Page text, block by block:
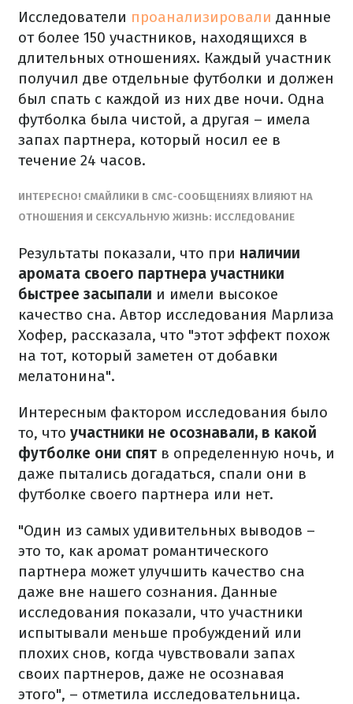
Исследователи проанализировали данные
от более 150 участников, находящихся в
длительных отношениях. Каждый участник
получил две отдельные футболки и должен
был спать с каждой из них две ночи. Одна
футболка была чистой, а другая – имела
запах партнера, который носил ее в
течение 24 часов.
ИНТЕРЕСНО! СМАЙЛИКИ В СМС-СООБЩЕНИЯХ ВЛИЯЮТ НА
ОТНОШЕНИЯ И СЕКСУАЛЬНУЮ ЖИЗНЬ: ИССЛЕДОВАНИЕ
Результаты показали, что при наличии
аромата своего партнера участники
быстрее засыпали и имели высокое
качество сна. Автор исследования Марлиза
Хофер, рассказала, что "этот эффект похож
на тот, который заметен от добавки
мелатонина".
Интересным фактором исследования было
то, что участники не осознавали, в какой
футболке они спят в определенную ночь, и
даже пытались догадаться, спали они в
футболке своего партнера или нет.
"Один из самых удивительных выводов –
это то, как аромат романтического
партнера может улучшить качество сна
даже вне нашего сознания. Данные
исследования показали, что участники
испытывали меньше пробуждений или
плохих снов, когда чувствовали запах
своих партнеров, даже не осознавая
этого", – отметила исследовательница.